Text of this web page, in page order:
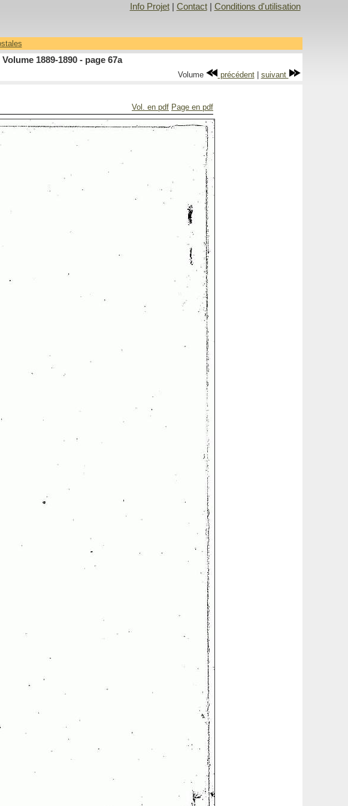
Info Projet| Contact| Conditions d'utilisation
1889-1890 - page 67a
Volume précédent| suivant
Vol. en pdf Page en pdf